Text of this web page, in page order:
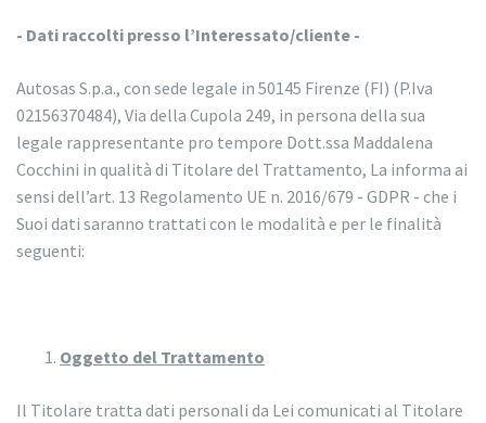
- Dati raccolti presso l’Interessato/cliente -
Autosas S.p.a., con sede legale in 50145 Firenze (FI) (P.Iva
02156370484), Via della Cupola 249, in persona della sua
legale rappresentante pro tempore Dott.ssa Maddalena
Cocchini in qualità di Titolare del Trattamento, La informa ai
sensi dell’art. 13 Regolamento UE n. 2016/679 - GDPR - che i
Suoi dati saranno trattati con le modalità e per le finalità
seguenti:
Oggetto del Trattamento
Il Titolare tratta dati personali da Lei comunicati al Titolare